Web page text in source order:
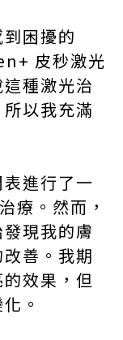
困擾的
皮秒激光
種激光治
以我充滿
進行了一
療。然而，
現我的膚
善。我期
效果，但
。